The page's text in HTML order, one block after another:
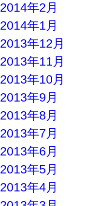
2014年2月
2014年1月
2013年12月
2013年11月
2013年10月
2013年9月
2013年8月
2013年7月
2013年6月
2013年5月
2013年4月